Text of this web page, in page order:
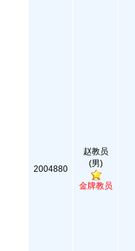
2004880
赵教员
(男)
金牌教员